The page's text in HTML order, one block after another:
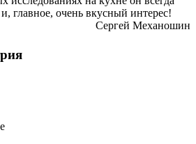
главное, очень вкусный интерес!
Сергей Механошин